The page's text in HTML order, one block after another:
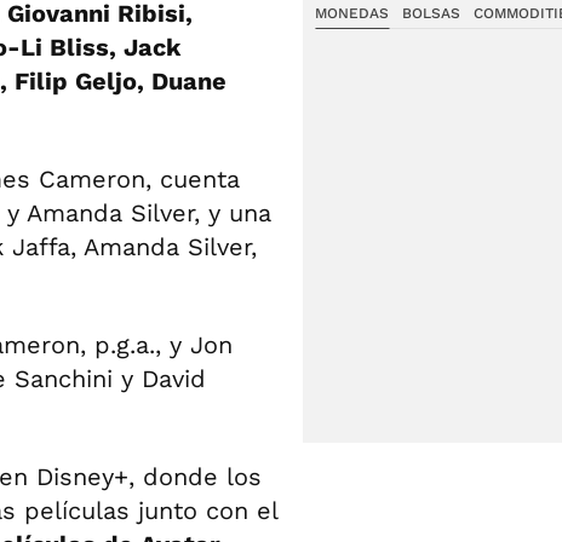
Ribisi,
Li Bliss, Jack
Filip Geljo, Duane
Cameron, cuenta
Amanda Silver, y una
Amanda Silver,
p.g.a., y Jon
Sanchini y David
Disney+, donde los
películas junto con el
MONEDAS BOLSAS